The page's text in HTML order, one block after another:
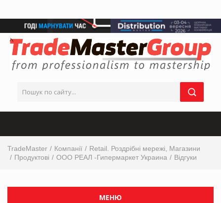
TradeMaster Компанії
Retail. Роздрібні мережі, Магазини
Продуктові
ООО РЕАЛ -Гипермаркет Украина Відгуки
МЕНЮ